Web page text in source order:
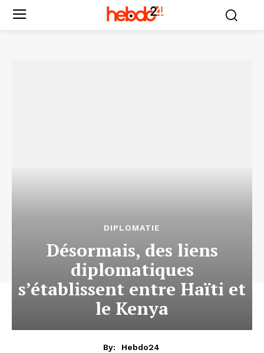
DIPLOMATIE
Désormais, des liens
diplomatiques
s’établissent entre Haïti et
le Kenya
By:
Hebdo24